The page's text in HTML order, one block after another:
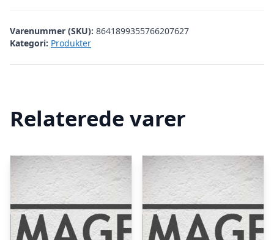
Varenummer (SKU): 8641899355766207627
Kategori: Produkter
Relaterede varer